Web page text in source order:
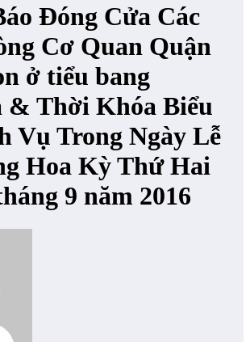
Đóng Cửa Các
Cơ Quan Quận
ở tiểu bang
Thời Khóa Biểu
Vụ Trong Ngày Lễ
Hoa Kỳ Thứ Hai
9 năm 2016